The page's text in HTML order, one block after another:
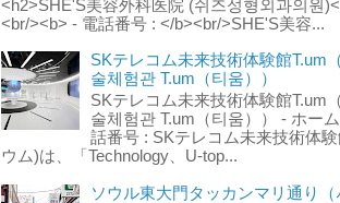
<h2>SHE'S美容外科医院 (쉬즈성형외과의원
<br/><b> - 電話番号 : </b><br/>SHE'S美容...
SKテレコム未来技術体験館T.um
술체험관 T.um（티움））
SKテレコム未来技術体験館T.um
술체험관 T.um（티움）） - ホー
話番号 : SKテレコム未来技術体
ウム)は、「Technology、U-top...
ソウル東大門タッカンマリ通り